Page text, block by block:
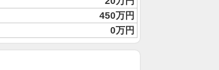
450万円
0万円